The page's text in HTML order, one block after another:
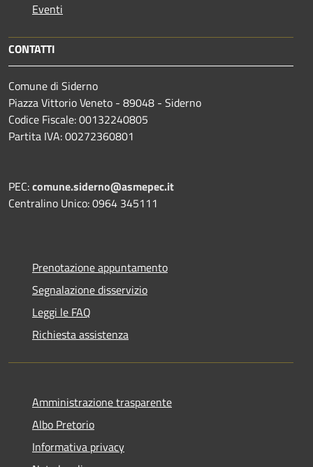
Eventi
CONTATTI
Comune di Siderno
Piazza Vittorio Veneto - 89048 - Siderno
Codice Fiscale: 00132240805
Partita IVA: 00272360801
PEC:comune.siderno@asmepec.it
Centralino Unico: 0964 345111
Prenotazione appuntamento
Segnalazione disservizio
Leggi le FAQ
Richiesta assistenza
Amministrazione trasparente
Albo Pretorio
Informativa privacy